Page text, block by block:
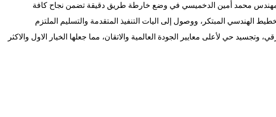
المهندس محمد أمين الدخميسي في وضع خارطة طريق دقيقة تضمن نجاح كافة
الهندسي المبتكر، ووصول إلى اليات التنفيذ المتقدمة والتسليم الملتزم
حي لأعلى معايير الجودة العالمية والاتقان، مما جعلها الخيار الاول والاكثر